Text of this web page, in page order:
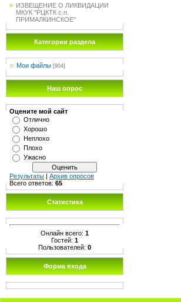
ИЗВЕЩЕНИЕ О ЛИКВИДАЦИИ
МКУК "РЦКТК с.п.
ПРИМАЛКИНСКОЕ"
Категории раздела
Мои файлы [904]
Наш опрос
Оцените мой сайт
Отлично
Хорошо
Неплохо
Плохо
Ужасно
Результаты | Архив опросов
Всего ответов: 65
Статистика
Онлайн всего: 1
Гостей: 1
Пользователей: 0
Форма входа